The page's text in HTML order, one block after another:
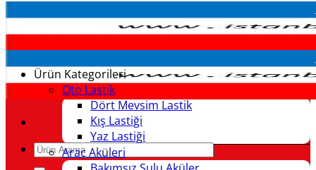
Ara:
Ürün Kategorileri
Oto Lastik
Dört Mevsim Lastik
Kış Lastiği
Yaz Lastiği
Araç Aküleri